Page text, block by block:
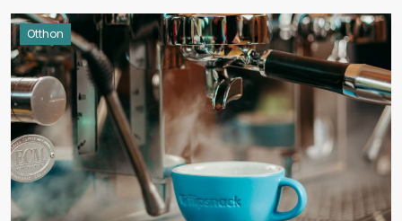
Otthon